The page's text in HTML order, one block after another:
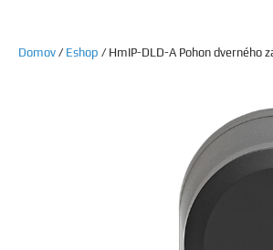
Domov / Eshop / HmIP-DLD-A Pohon dverného